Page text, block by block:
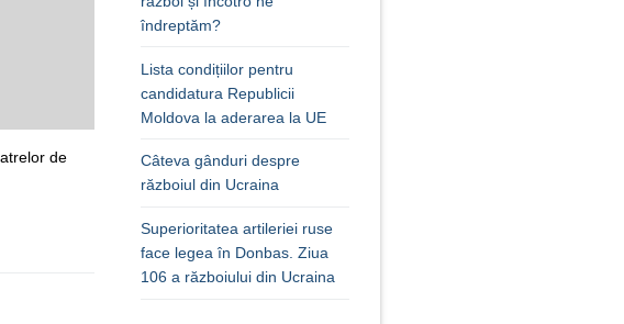
de
îndreptăm?
Lista condițiilor pentru
candidatura Republicii
Moldova la aderarea la UE
Câteva gânduri despre
războiul din Ucraina
Superioritatea artileriei ruse
face legea în Donbas. Ziua
106 a războiului din Ucraina